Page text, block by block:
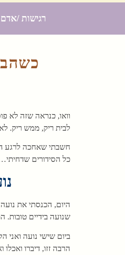
רגישות /
וואו, כנראה שזה לא
לבית ריק, ממש ריק.
חשבתי שאחכה לרגע
כל הסידורים
היום, הכנסתי את
שנועה בידיים
ביום שישי נועה
הרבה זזו, דיברו